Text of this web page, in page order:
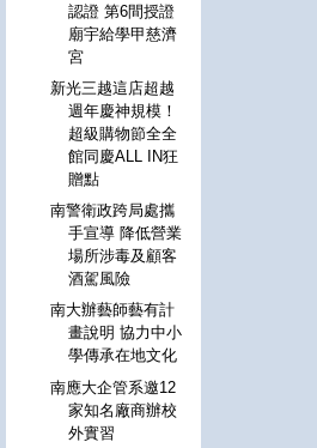
認證 第6間授證
廟宇給學甲慈濟
宮
新光三越這店超越
週年慶神規模！
超級購物節全全
館同慶ALL IN狂
贈點
南警衛政跨局處攜
手宣導 降低營業
場所涉毒及顧客
酒駕風險
南大辦藝師藝有計
畫說明 協力中小
學傳承在地文化
南應大企管系邀12
家知名廠商辦校
外實習